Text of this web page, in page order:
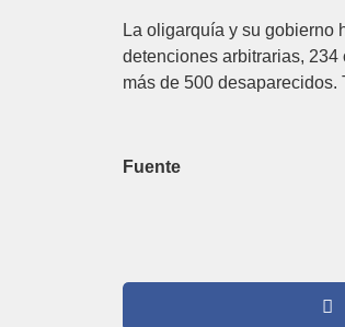
La oligarquía y su
detenciones arbitrarias,
más de 500 desaparecidos.
Fuente